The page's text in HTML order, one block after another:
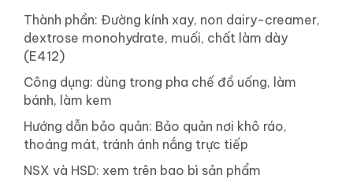
Thành phần: Đường kính xay, non dairy-creamer,
dextrose monohydrate, muối, chất làm dày
(E412)
Công dụng: dùng trong pha chế đồ uống, làm
bánh, làm kem
Hướng dẫn bảo quản: Bảo quản nơi khô ráo,
thoáng mát, tránh ánh nắng trực tiếp
NSX và HSD: xem trên bao bì sản phẩm